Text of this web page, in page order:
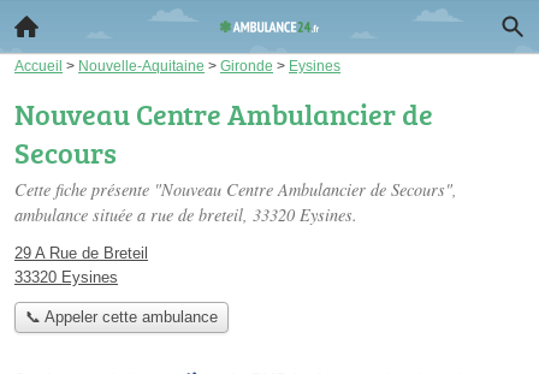
Accueil > Nouvelle-Aquitaine > Gironde > Eysines
Nouveau Centre Ambulancier de
Secours
Cette fiche présente "Nouveau Centre Ambulancier de Secours",
ambulance située a rue de breteil, 33320 Eysines.
29 A Rue de Breteil
33320 Eysines
📞 Appeler cette ambulance